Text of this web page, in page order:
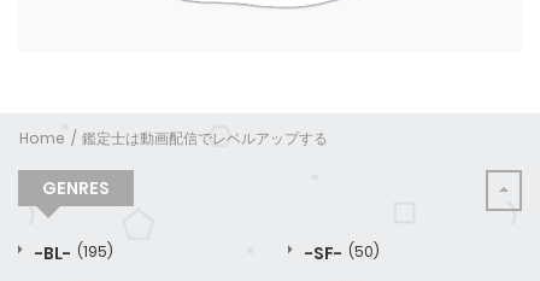
Home 鑑定士は動画配信でレベルアップする
GENRES
-BL- (195) -SF- (50)